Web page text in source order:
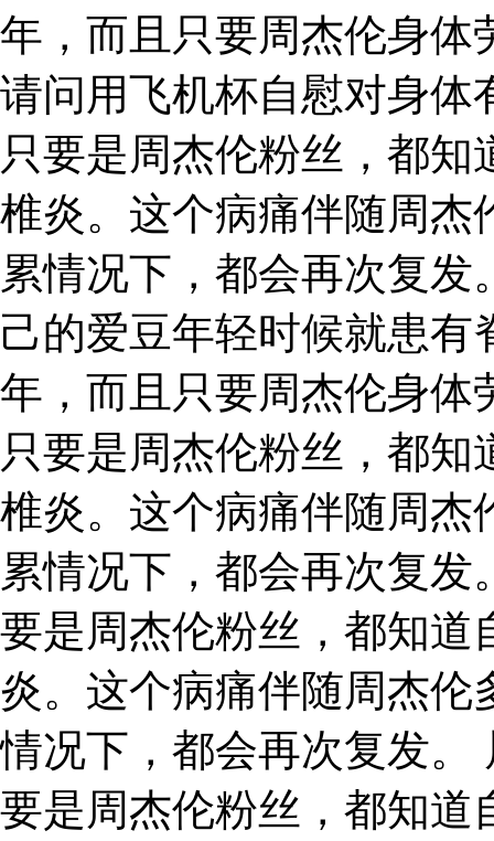
年，而且只要周杰伦身体
请问用飞机杯自慰对身体
只要是周杰伦粉丝，都
椎炎。这个病痛伴随周杰
累情况下，都会再次复
己的爱豆年轻时候就患
年，而且只要周杰伦身体
只要是周杰伦粉丝，都
椎炎。这个病痛伴随周杰
累情况下，都会再次复发
要是周杰伦粉丝，都知道
炎。这个病痛伴随周杰伦
情况下，都会再次复发
要是周杰伦粉丝，都知道